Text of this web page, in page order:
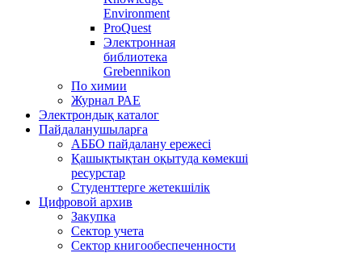
Environment
ProQuest
Электронная
библиотека
Grebennikon
По химии
Журнал РАЕ
Электрондық каталог
Пайдаланушыларға
АББО пайдалану ережесі
Қашықтықтан оқытуда көмекші
ресурстар
Студенттерге жетекшілік
Цифровой архив
Закупка
Сектор учета
Сектор книгообеспеченности